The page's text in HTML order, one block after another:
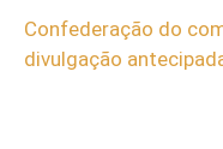
Confederação do
divulgação